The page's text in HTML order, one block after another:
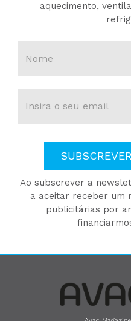
aquecimento,
Ao subscrever a
a aceitar receber um
publicitárias por